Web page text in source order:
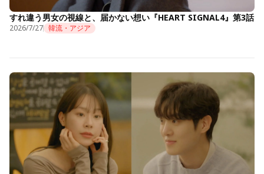
すれ違う男女の視線と、届かない想い『HEART SIGNAL4』第3話
2026/7/27 韓流・アジア